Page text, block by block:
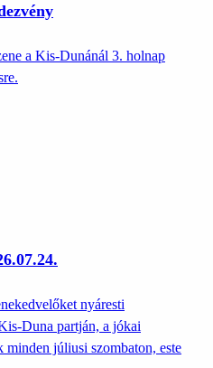
a Kis-Dunánál 3. holnap
nyáresti
Duna partján, a jókai
júliusi szombaton, este